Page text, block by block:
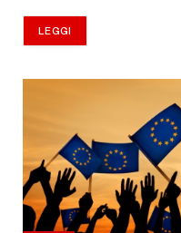
LEGGI